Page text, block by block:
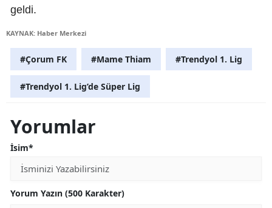
geldi.
KAYNAK: Haber Merkezi
#Çorum FK #Mame Thiam #Trendyol 1. Lig
#Trendyol 1. Lig’de Süper Lig
Yorumlar
İsim*
Yorum Yazın (500 Karakter)